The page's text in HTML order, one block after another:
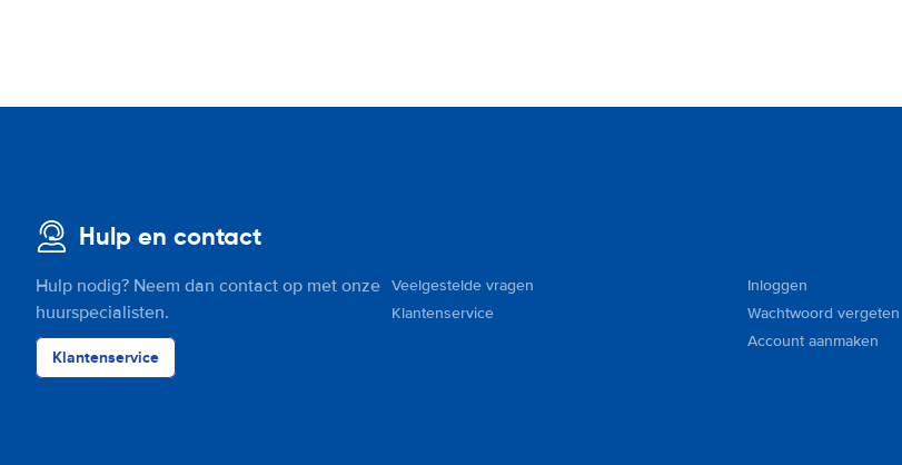
Hulp en contact
Hulp nodig? Neem dan contact op met onze
huurspecialisten.
Klantenservice
Veelgestelde vragen
Klantenservice
Inloggen
Wachtwoord vergeten
Account aanmaken